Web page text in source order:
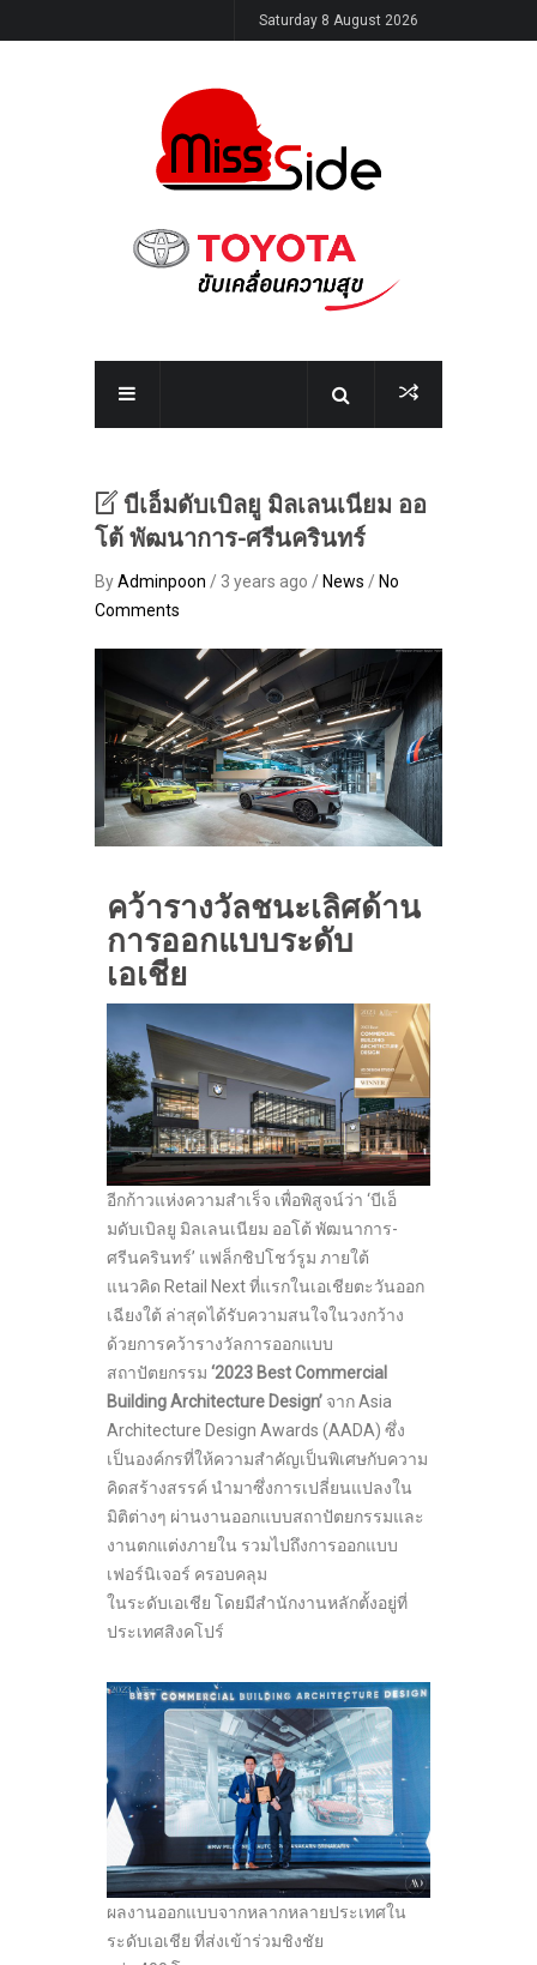
Saturday 8 August 2026
บีเอ็มดับเบิลยู มิลเลนเนียม ออ
โต้ พัฒนาการ-ศรีนครินทร์
ByAdminpoon / 3 years ago / News / No
Comments
คว้ารางวัลชนะเลิศด้าน
การออกแบบระดับ
เอเชีย
อีกก้าวแห่งความสำเร็จ เพื่อพิสูจน์ว่า ‘บีเอ็
มดับเบิลยู มิลเลนเนียม ออโต้ พัฒนาการ-
ศรีนครินทร์’ แฟล็กชิปโชว์รูม ภายใต้
แนวคิด Retail Next ที่แรกในเอเชียตะวันออก
เฉียงใต้ ล่าสุดได้รับความสนใจในวงกว้าง
ด้วยการคว้ารางวัลการออกแบบ
สถาปัตยกรรม ‘2023 Best Commercial
Building Architecture Design’ จาก Asia
Architecture Design Awards (AADA) ซึ่ง
เป็นองค์กรที่ให้ความสำคัญเป็นพิเศษกับความ
คิดสร้างสรรค์ นำมาซึ่งการเปลี่ยนแปลงใน
มิติต่างๆ ผ่านงานออกแบบสถาปัตยกรรมและ
งานตกแต่งภายใน รวมไปถึงการออกแบบ
เฟอร์นิเจอร์ ครอบคลุม
ในระดับเอเชีย โดยมีสำนักงานหลักตั้งอยู่ที่
ประเทศสิงคโปร์
ผลงานออกแบบจากหลากหลายประเทศใน
ระดับเอเชีย ที่ส่งเข้าร่วมชิงชัย